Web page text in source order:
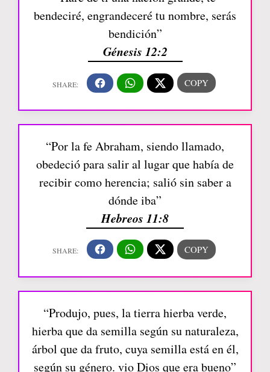
bendeciré, engrandeceré tu nombre, serás
bendición”
Génesis 12:2
“Por la fe Abraham, siendo llamado,
obedeció para salir al lugar que había de
recibir como herencia; salió sin saber a
dónde iba”
Hebreos 11:8
“Produjo, pues, la tierra hierba verde,
hierba que da semilla según su naturaleza,
árbol que da fruto, cuya semilla está en él,
según su género. vio Dios que era bueno”